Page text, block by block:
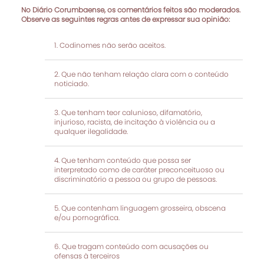
No Diário Corumbaense, os comentários feitos são moderados.
Observe as seguintes regras antes de expressar sua opinião:
Codinomes não serão aceitos.
Que não tenham relação clara com o conteúdo
noticiado.
Que tenham teor calunioso, difamatório,
injurioso, racista, de incitação à violência ou a
qualquer ilegalidade.
Que tenham conteúdo que possa ser
interpretado como de caráter preconceituoso ou
discriminatório a pessoa ou grupo de pessoas.
Que contenham linguagem grosseira, obscena
e/ou pornográfica.
Que tragam conteúdo com acusações ou
ofensas à terceiros